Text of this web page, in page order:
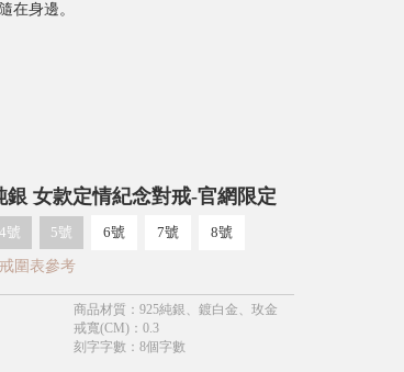
在身邊。
銀 女款定情紀念對戒-官網限定
4號 5號 6號 7號 8號
戒圍表參考
商品材質 ： 925純銀、鍍白金、玫金
戒寬(CM)： 0.3
刻字字數 ： 8個字數